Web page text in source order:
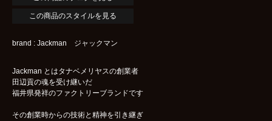
この商品のスタイルを見る
brand : Jackman ジャックマン
Jackman とはタナベメリヤスの創業者
田辺貢の魂を受け継いだ
福井県発祥のファクトリーブランドです
その創業時からの技術と精神を引き継ぎ